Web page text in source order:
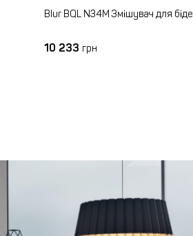
Blur BQL N34M Змішувач для біде
10 233 грн